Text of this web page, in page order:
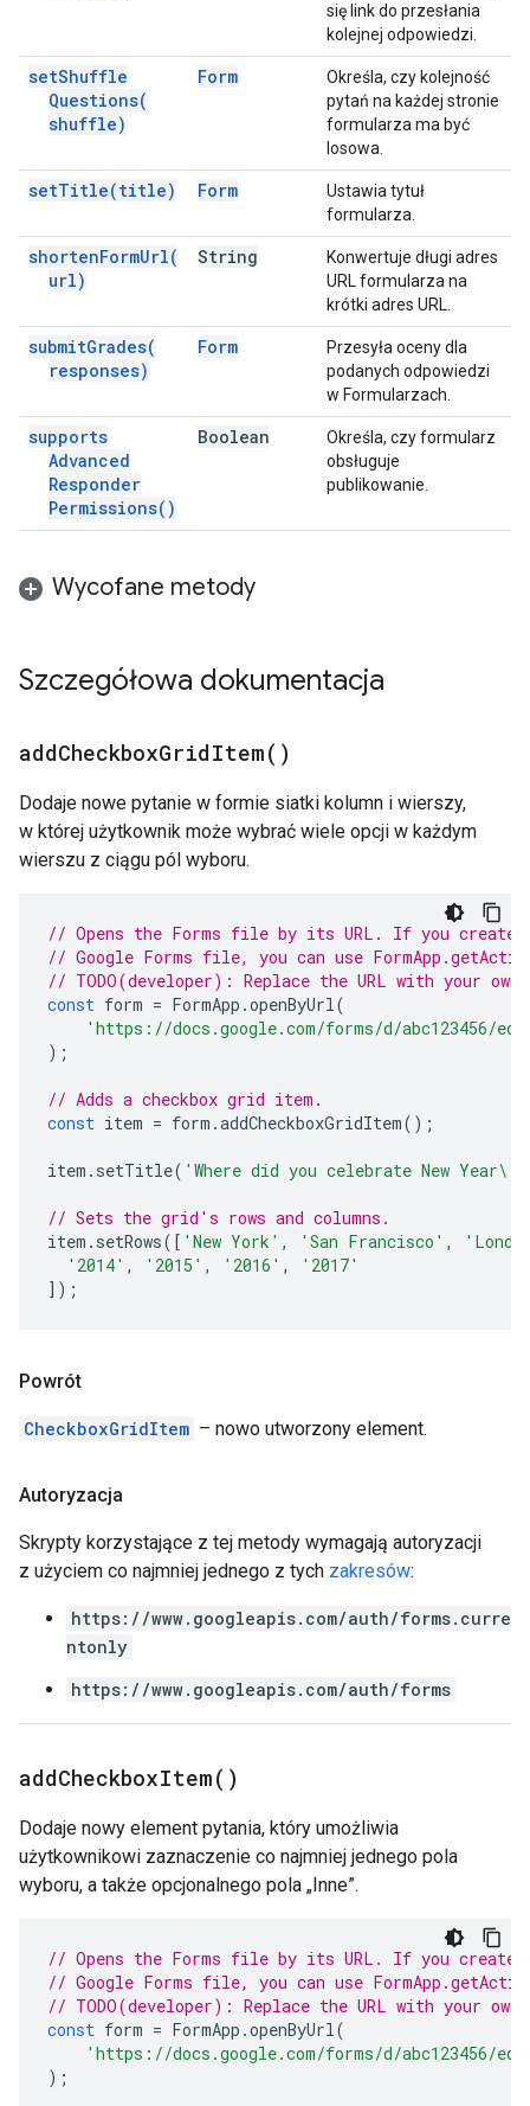
się link do przesłania
kolejnej odpowiedzi.
setShuffle
Questions(
shuffle)
Form
Określa, czy kolejność
pytań na każdej stronie
formularza ma być
losowa.
setTitle(title) Form
Ustawia tytuł
formularza.
shortenFormUrl(
url)
String
Konwertuje długi adres
URL formularza na
krótki adres URL.
submitGrades(
responses)
Form
Przesyła oceny dla
podanych odpowiedzi
w Formularzach.
supports
Advanced
Responder
Permissions( )
Boolean
Określa, czy formularz
obsługuje
publikowanie.
Wycofane metody
Szczegółowa dokumentacja
addCheckboxGridItem( )
Dodaje nowe pytanie w formie siatki kolumn i wierszy,
w której użytkownik może wybrać wiele opcji w każdym
wierszu z ciągu pól wyboru.
// Opens the Forms file by its URL. If you
// Google Forms file, you can use
// TODO(developer): Replace the URL with your own.
const form = FormApp .openByUrl(
'https://docs.google.com/forms/d/abc123456/
);
// Adds a checkbox grid item.
const item = form .addCheckboxGridItem();
item . setTitle( 'Where did you celebrate New
// Sets the grid's rows and columns.
item . setRows([ 'New York' , 'San Francisco' ,
'2014' , '2015' , '2016' ,
'2017'
]);
Powrót
CheckboxGridItem – nowo utworzony element.
Autoryzacja
Skrypty korzystające z tej metody wymagają autoryzacji
z użyciem co najmniej jednego z tych zakresów:
https://www.googleapis.com/auth/forms.curre
ntonly
https://www.googleapis.com/auth/forms
addCheckboxItem( )
Dodaje nowy element pytania, który umożliwia
użytkownikowi zaznaczenie co najmniej jednego pola
wyboru, a także opcjonalnego pola „Inne”.
// Opens the Forms file by its URL. If you
// Google Forms file, you can use
// TODO(developer): Replace the URL with your own.
const form = FormApp .openByUrl(
'https://docs.google.com/forms/d/abc123456/
);